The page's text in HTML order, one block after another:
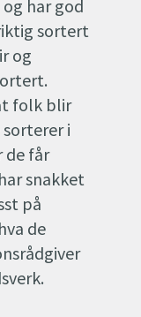
har god
sortert
og
folk blir
i
de får
snakket
på
de